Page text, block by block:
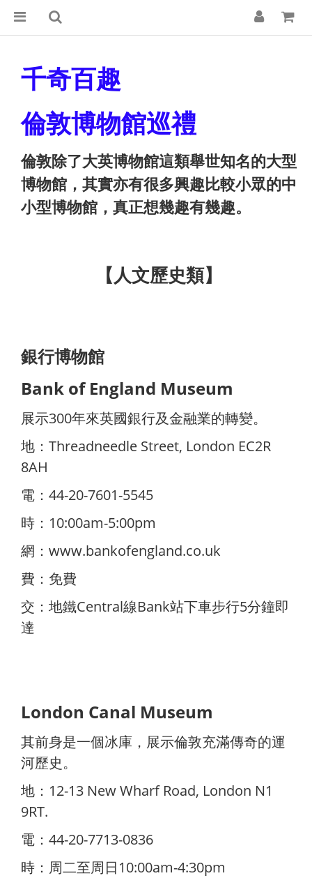
千奇百趣
倫敦博物館巡禮
倫敦除了大英博物館這類舉世知名的大型
博物館，其實亦有很多興趣比較小眾的中
小型博物館，真正想幾趣有幾趣。
【 人文歷史類】
銀行博物館
Bank of England Museum
展示300年來英國銀行及金融業的轉變。
地：Threadneedle Street, London EC2R
8AH
電：44-20-7601-5545
時：10:00am-5:00pm
網： www.bankofengland.co.uk
費：免費
交：地鐵Central線Bank站下車步行5分鐘即
達
London Canal Museum
其前身是一個冰庫，展示倫敦充滿傳奇的運
河歷史。
地：12-13 New Wharf Road, London N1
9RT.
電：44-20-7713-0836
時：周二至周日10:00am-4:30pm